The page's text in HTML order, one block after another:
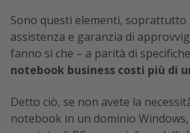
Sono questi elementi, soprattutto
assistenza e garanzia di
fanno sì che – a parità di
notebook business costi più di
Detto ciò, se non avete la
notebook in un dominio